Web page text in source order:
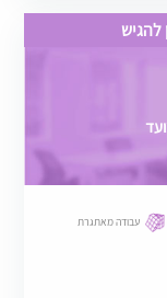
עבודה מאתגרת